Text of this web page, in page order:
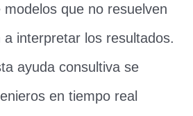
que no resuelven
a interpretar los resultados.
ayuda consultiva se
en tiempo real